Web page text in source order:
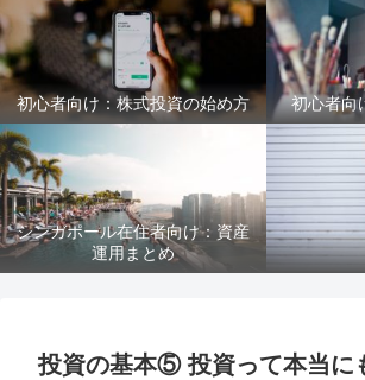
初心者向け：株式投資の始め方 初心者向
シンガポール在住者向け：資産
運用まとめ
投資の基本⑤ 投資って本当に